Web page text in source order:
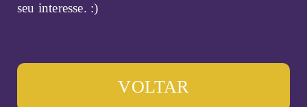
seu interesse. :)
VOLTAR